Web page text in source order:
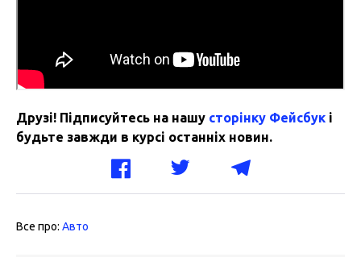
Друзі! Підписуйтесь на нашу сторінку Фейсбук і
будьте завжди в курсі останніх новин.
Все про: Авто